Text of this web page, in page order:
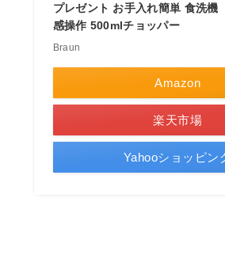
プレゼント お手入れ簡単 食洗機
感操作 500mlチョッパー
Braun
Amazon
楽天市場
Yahooショッピン